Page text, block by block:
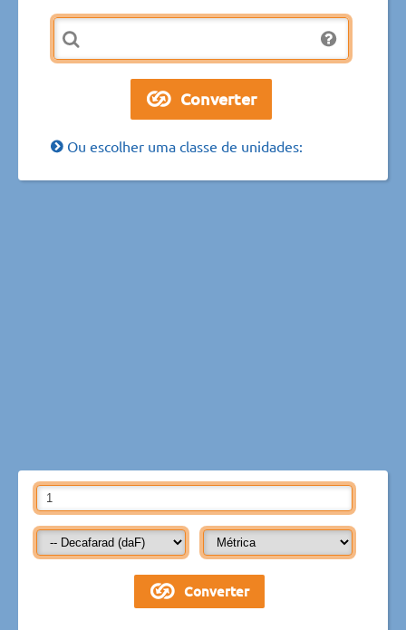
Ou escolher uma classe de unidades: